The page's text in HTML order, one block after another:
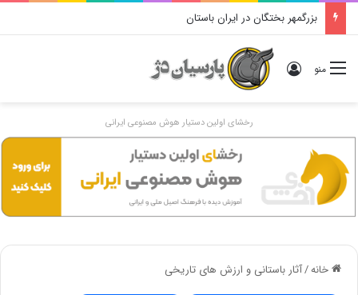
دوگانهٔ «ایرانی و اَنیرانی»: بررسی تاریخی، مفهومی و ایدئولوژیک
منو ورود
رخشای اولین دستیار هوش مصنوعی ایرانی
خانه/آثار باستانی و ارزش های تاریخی